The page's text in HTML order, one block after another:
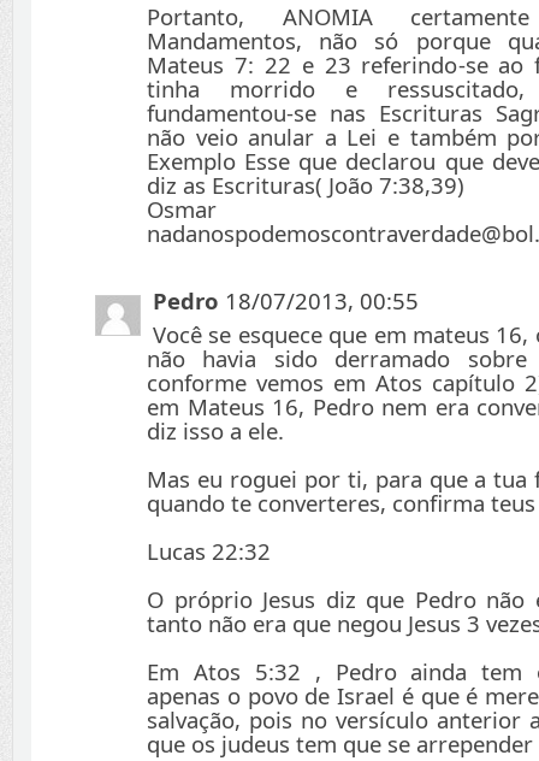
Portanto, ANOMIA
Mandamentos, não só porque
Mateus 7: 22 e 23 referindo-se ao
tinha morrido e
fundamentou-se nas Escrituras
não veio anular a Lei e também
Exemplo Esse que declarou que
diz as Escrituras( João 7:38,39)
Osmar
Pedro 18/07/2013, 00:55
Você se esquece que em mateus
não havia sido derramado
conforme vemos em Atos capítulo
em Mateus 16, Pedro nem era
diz isso a ele.
Mas eu roguei por ti, para que a tua
quando te converteres, confirma
Lucas 22:32
O próprio Jesus diz que Pedro não
tanto não era que negou Jesus 3
Em Atos 5:32 , Pedro ainda tem
apenas o povo de Israel é que é
salvação, pois no versículo anterior
que os judeus tem que se